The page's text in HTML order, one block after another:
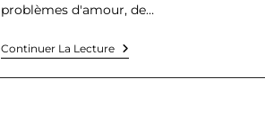
problèmes d'amour, de…
Continuer La LectureMarabout
Paiement
Après